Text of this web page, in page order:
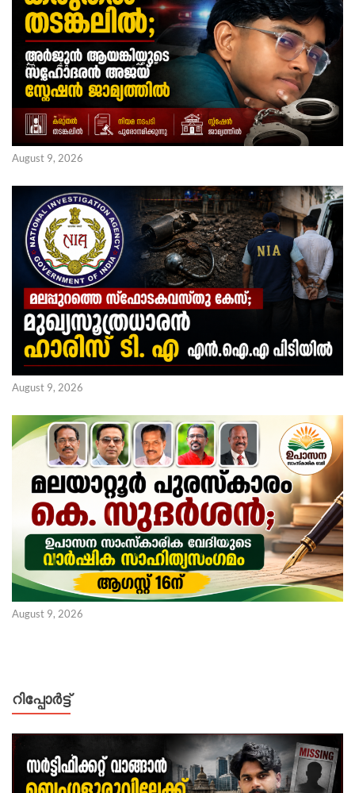
August 9, 2026
August 9, 2026
August 9, 2026
റിപ്പോര്‍ട്ട്